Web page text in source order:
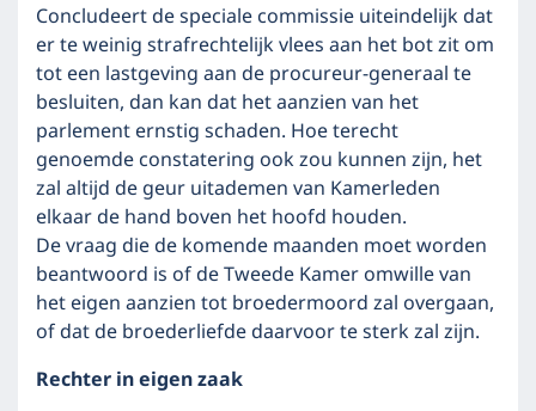
Concludeert de speciale commissie uiteindelijk dat
er te weinig strafrechtelijk vlees aan het bot zit om
tot een lastgeving aan de procureur-generaal te
besluiten, dan kan dat het aanzien van het
parlement ernstig schaden. Hoe terecht
genoemde constatering ook zou kunnen zijn, het
zal altijd de geur uitademen van Kamerleden
elkaar de hand boven het hoofd houden.
De vraag die de komende maanden moet worden
beantwoord is of de Tweede Kamer omwille van
het eigen aanzien tot broedermoord zal overgaan,
of dat de broederliefde daarvoor te sterk zal zijn.
Rechter in eigen zaak